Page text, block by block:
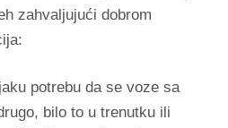
zahvaljujući dobrom
potrebu da se voze sa
bilo to u trenutku ili